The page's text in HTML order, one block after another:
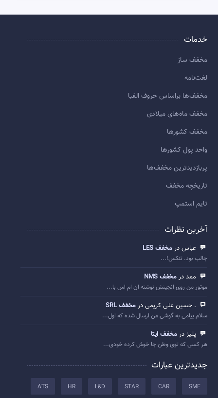
خدمات
مخفف ساز
لغت‌نامه
مخفف‌ها براساس حروف الفبا
مخفف ماه‌های میلادی
مخفف کشورها
واحد پول کشورها
پربازديدترين مخفف‌ها
تاريخچه مخفف
تایم استمپ
آخرین نظرات
عباس در مخفف LES
جالب بود. تنکس!...
ممد در مخفف NMS
موتور من روی انجینش نوشته ان ام اس با...
. حسین علی کریمی در مخفف SRL
سلام پیامی به گوشی من ارسال شده که اول...
پلیز در مخفف ایتا
هر کسی که توی وطن جا خوش کرده خودی...
جدیدترین عبارات
SME
CAR
STAR
L&D
HR
ATS